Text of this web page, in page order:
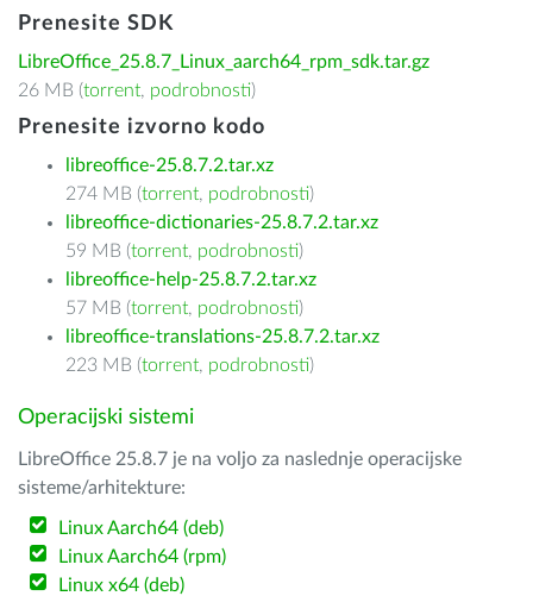
Prenesite SDK
LibreOffice_25.8.7_Linux_aarch64_rpm_sdk.tar.gz
26 MB (torrent, podrobnosti)
Prenesite izvorno kodo
libreoffice-25.8.7.2.tar.xz
274 MB (torrent, podrobnosti)
libreoffice-dictionaries-25.8.7.2.tar.xz
59 MB (torrent, podrobnosti)
libreoffice-help-25.8.7.2.tar.xz
57 MB (torrent, podrobnosti)
libreoffice-translations-25.8.7.2.tar.xz
223 MB (torrent, podrobnosti)
Operacijski sistemi
LibreOffice 25.8.7 je na voljo za naslednje operacijske
sisteme/arhitekture:
Linux Aarch64 (deb)
Linux Aarch64 (rpm)
Linux x64 (deb)